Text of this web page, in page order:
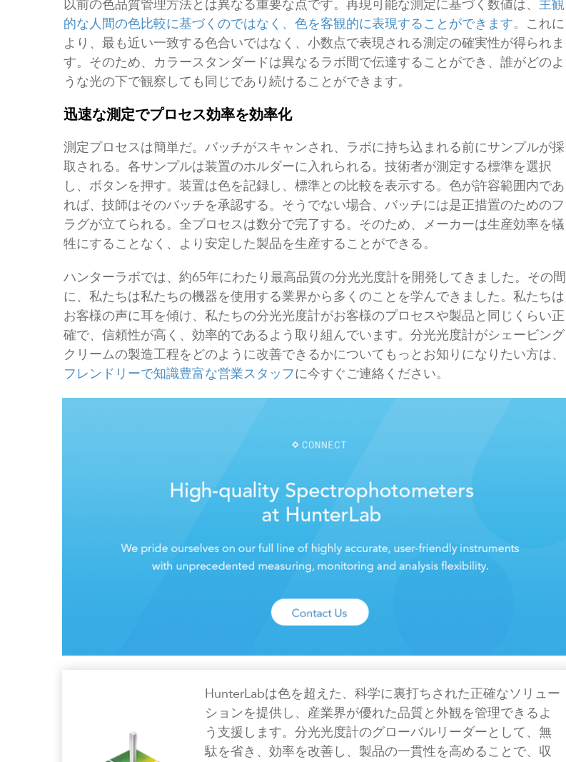
以前の色品質管理方法とは異なる重要な点です。再現可能な測定に基づく数値は、 主観
的な人間の色比較に基づくのではなく、色を客観的に表現することができます。これに
より、最も近い一致する色合いではなく、小数点で表現される測定の確実性が得られま
す。そのため、カラースタンダードは異なるラボ間で伝達することができ、誰がどのよ
うな光の下で観察しても同じであり続けることができます。
迅速な測定でプロセス効率を効率化
測定プロセスは簡単だ。バッチがスキャンされ、ラボに持ち込まれる前にサンプルが採
取される。各サンプルは装置のホルダーに入れられる。技術者が測定する標準を選択
し、ボタンを押す。装置は色を記録し、標準との比較を表示する。色が許容範囲内であ
れば、技師はそのバッチを承認する。そうでない場合、バッチには是正措置のためのフ
ラグが立てられる。全プロセスは数分で完了する。そのため、メーカーは生産効率を犠
牲にすることなく、より安定した製品を生産することができる。
ハンターラボでは、約65年にわたり最高品質の分光光度計を開発してきました。その間
に、私たちは私たちの機器を使用する業界から多くのことを学んできました。私たちは
お客様の声に耳を傾け、私たちの分光光度計がお客様のプロセスや製品と同じくらい正
確で、信頼性が高く、効率的であるよう取り組んでいます。分光光度計がシェービング
クリームの製造工程をどのように改善できるかについてもっとお知りになりたい方は、
フレンドリーで知識豊富な営業スタッフに今すぐご連絡ください。
HunterLabは色を超えた、科学に裏打ちされた正確なソリュー
ションを提供し、産業界が優れた品質と外観を管理できるよ
う支援します。分光光度計のグローバルリーダーとして、無
駄を省き、効率を改善し、製品の一貫性を高めることで、収